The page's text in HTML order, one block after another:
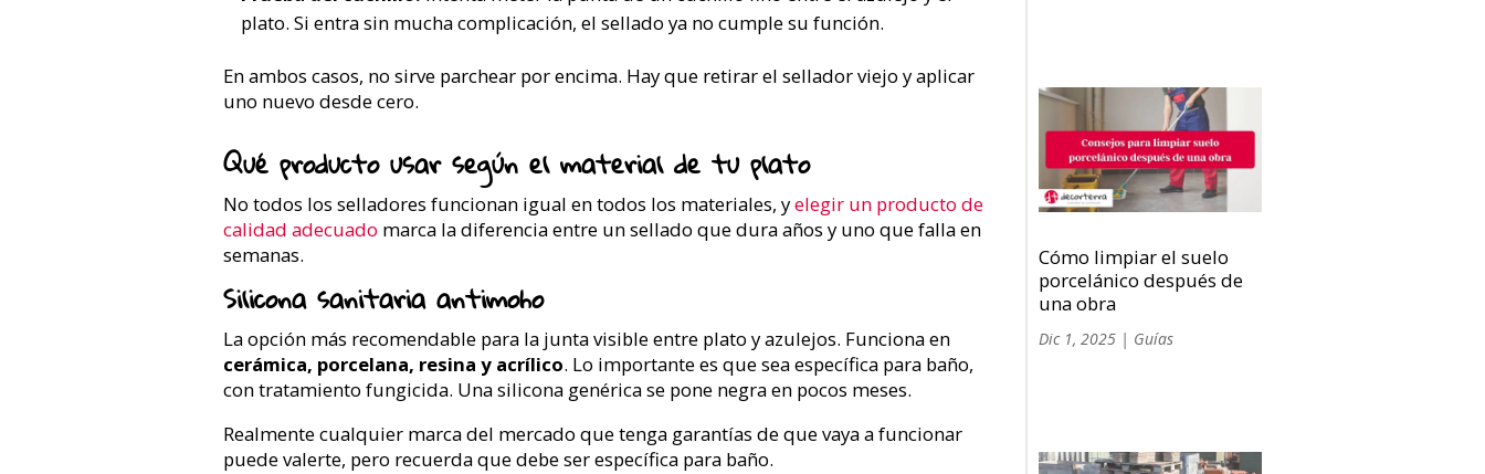
plato. Si entra sin mucha complicación, el sellado ya no cumple su función.
En ambos casos, no sirve parchear por encima. Hay que retirar el sellador viejo y aplicar
uno nuevo desde cero.
Qué producto usar según el material de tu plato
No todos los selladores funcionan igual en todos los materiales, yelegir un producto de
calidad adecuado marca la diferencia entre un sellado que dura años y uno que falla en
semanas.
Silicona sanitaria antimoho
La opción más recomendable para la junta visible entre plato y azulejos. Funciona en
cerámica, porcelana, resina y acrílico. Lo importante es que sea específica para baño,
con tratamiento fungicida. Una silicona genérica se pone negra en pocos meses.
Realmente cualquier marca del mercado que tenga garantías de que vaya a funcionar
puede valerte, pero recuerda que debe ser específica para baño.
Cómo limpiar el suelo
porcelánico después de
una obra
Dic 1, 2025| Guías